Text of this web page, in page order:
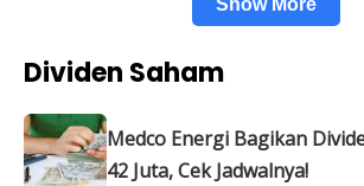
Show More
Dividen Saham
Medco Energi Bagikan
42 Juta, Cek Jadwalnya!